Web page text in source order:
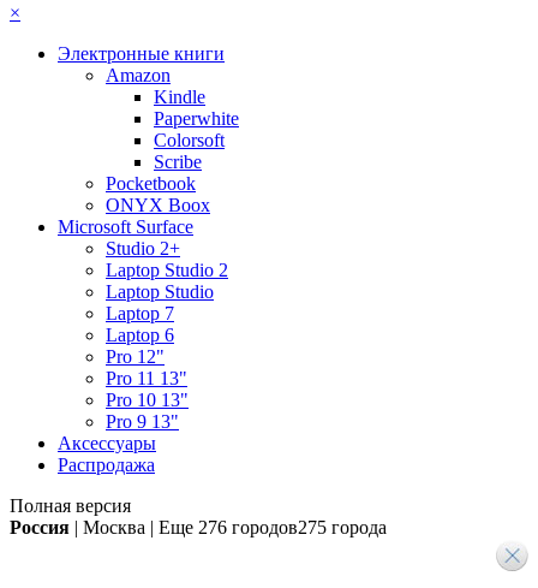
×
Электронные книги
Amazon
Kindle
Paperwhite
Colorsoft
Scribe
Pocketbook
ONYX Boox
Microsoft Surface
Studio 2+
Laptop Studio 2
Laptop Studio
Laptop 7
Laptop 6
Pro 12"
Pro 11 13"
Pro 10 13"
Pro 9 13"
Аксессуары
Распродажа
Полная версия
Россия | Москва | Еще 276 городов275 города